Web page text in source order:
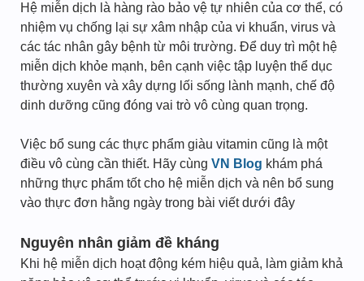
Hệ miễn dịch là hàng rào bảo vệ tự nhiên của cơ thể, có
nhiệm vụ chống lại sự xâm nhập của vi khuẩn, virus và
các tác nhân gây bệnh từ môi trường. Để duy trì một hệ
miễn dịch khỏe mạnh, bên cạnh việc tập luyện thể dục
thường xuyên và xây dựng lối sống lành mạnh, chế độ
dinh dưỡng cũng đóng vai trò vô cùng quan trọng.
Việc bổ sung các thực phẩm giàu vitamin cũng là một
điều vô cùng cần thiết. Hãy cùng VN Blog khám phá
những thực phẩm tốt cho hệ miễn dịch và nên bổ sung
vào thực đơn hằng ngày trong bài viết dưới đây
Nguyên nhân giảm đề kháng
Khi hệ miễn dịch hoạt động kém hiệu quả, làm giảm khả